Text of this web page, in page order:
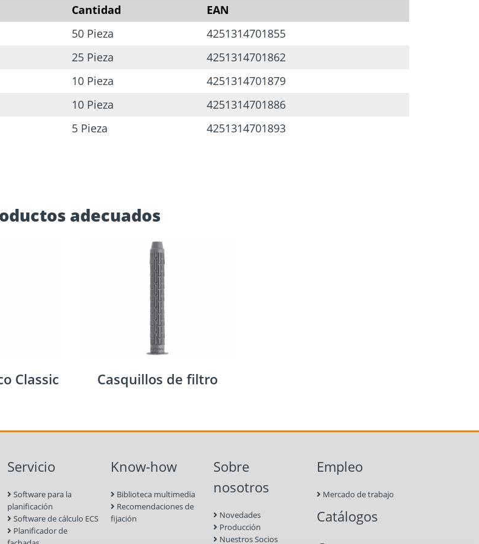
Tejado y fachada atornillados
Cantidad
EAN
50 Pieza
4251314701855
25 Pieza
4251314701862
10 Pieza
4251314701879
10 Pieza
4251314701886
5 Pieza 4251314701893
adecuados
Classic Casquillos de filtro
Servicio
Software para la
planificación
Software de cálculo ECS
Planificador de
Know-how
Biblioteca multimedia
Recomendaciones de
fijación
Sobre
nosotros
Novedades
Producción
Nuestros Socios
Empleo
Mercado de trabajo
Catálogos